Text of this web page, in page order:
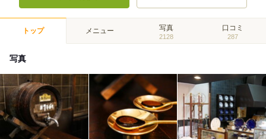
トップ メニュー 写真
2128
口コミ
287
写真